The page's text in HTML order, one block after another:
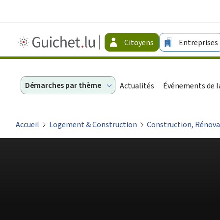
Guichet.lu
-
Citoyens Entreprises
Démarches par thème Actualités Événements de
Accueil Logement & Construction Construction,